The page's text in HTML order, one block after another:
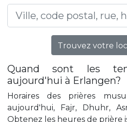
Trouvez votre
Quand sont les
aujourd'hui à Erlangen?
Horaires des prières
aujourd'hui, Fajr, Dhuhr,
Obtenez les heures de prière